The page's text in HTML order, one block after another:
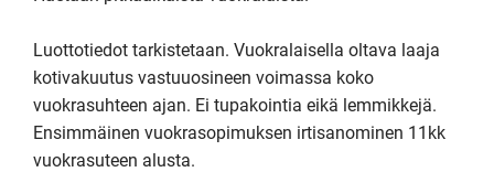
Luottotiedot tarkistetaan. Vuokralaisella oltava laaja
kotivakuutus vastuuosineen voimassa koko
vuokrasuhteen ajan. Ei tupakointia eikä lemmikkejä.
Ensimmäinen vuokrasopimuksen irtisanominen 11kk
vuokrasuteen alusta.